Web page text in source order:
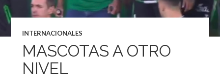
INTERNACIONALES
MASCOTAS A OTRO
NIVEL